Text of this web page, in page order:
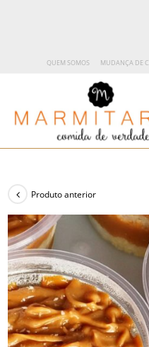
QUEM SOMOS MUDANÇA DE
Produto anterior